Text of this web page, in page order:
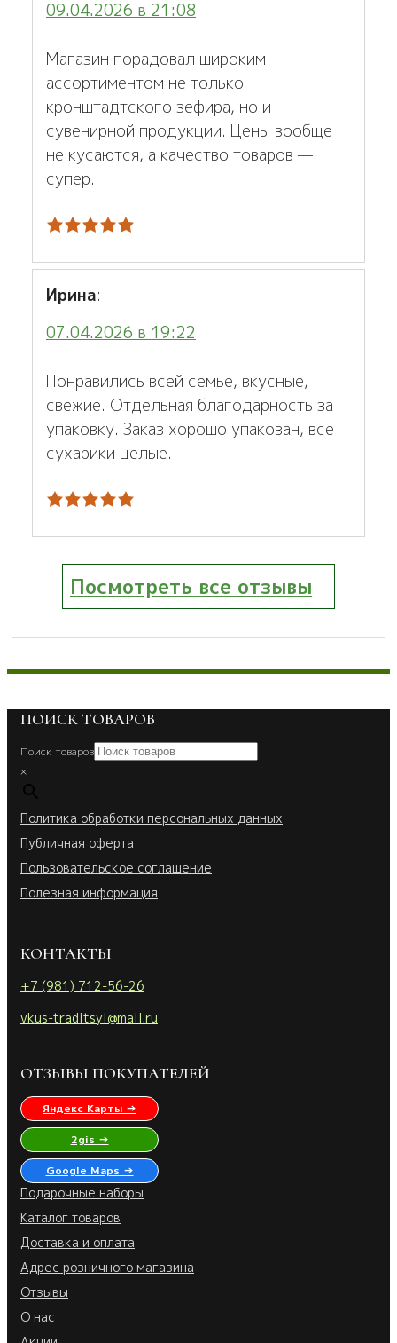
09.04.2026 в 21:08
Магазин порадовал широким
ассортиментом не только
кронштадтского зефира, но и
сувенирной продукции. Цены вообще
не кусаются, а качество товаров —
супер.
Ирина:
07.04.2026 в 19:22
Понравились всей семье, вкусные,
свежие. Отдельная благодарность за
упаковку. Заказ хорошо упакован, все
сухарики целые.
Посмотреть все отзывы
ПОИСК ТОВАРОВ
Поиск товаров
×
Политика обработки персональных данных
Публичная оферта
Пользовательское соглашение
Полезная информация
КОНТАКТЫ
+7 (981) 712-56-26
vkus-traditsyi@mail.ru
ОТЗЫВЫ ПОКУПАТЕЛЕЙ
Яндекс Карты →
2gis →
Google Maps →
Подарочные наборы
Каталог товаров
Доставка и оплата
Адрес розничного магазина
Отзывы
О нас